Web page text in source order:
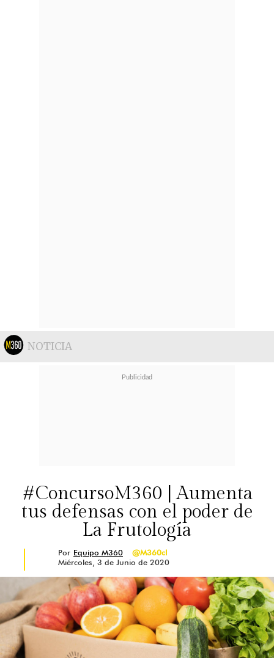
NOTICIA
#ConcursoM360 | Aumenta
tus defensas con el poder de
La Frutología
Por Equipo M360
@M360cl
Miércoles, 3 de Junio de 2020